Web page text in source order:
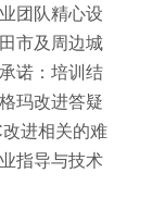
团队精心设
市及周边城
诺：培训结
玛改进答疑
进相关的难
指导与技术